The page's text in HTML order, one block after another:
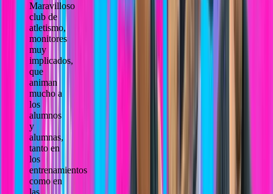
Maravilloso
club de
atletismo,
monitores
muy
implicados,
que
animan
mucho a
los
alumnos
y
alumnas,
tanto en
los
entrenamientos
como en